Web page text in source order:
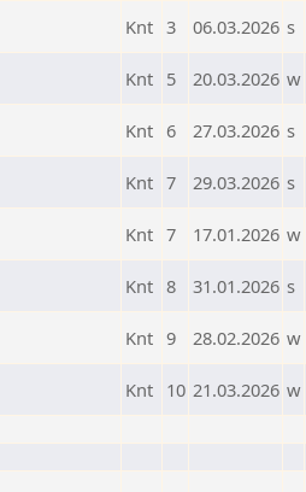
Knt 3 06.03.2026 s
Knt 5 20.03.2026 w
Knt 6 27.03.2026 s
Knt 7 29.03.2026 s
Knt 7 17.01.2026 w
Knt 8 31.01.2026 s
Knt 9 28.02.2026 w
Knt 10 21.03.2026 w